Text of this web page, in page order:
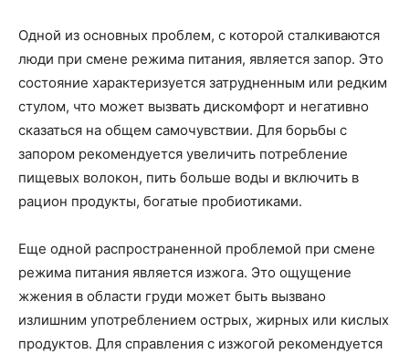
Одной из основных проблем, с которой сталкиваются
люди при смене режима питания, является запор. Это
состояние характеризуется затрудненным или редким
стулом, что может вызвать дискомфорт и негативно
сказаться на общем самочувствии. Для борьбы с
запором рекомендуется увеличить потребление
пищевых волокон, пить больше воды и включить в
рацион продукты, богатые пробиотиками.
Еще одной распространенной проблемой при смене
режима питания является изжога. Это ощущение
жжения в области груди может быть вызвано
излишним употреблением острых, жирных или кислых
продуктов. Для справления с изжогой рекомендуется